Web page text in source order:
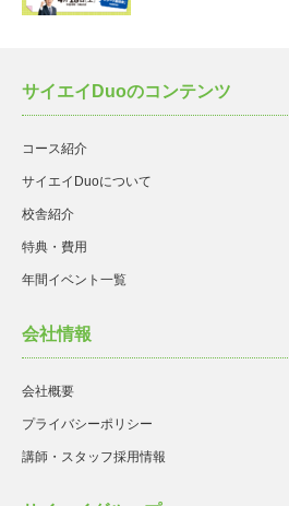
サイエイDuoのコンテンツ
コース紹介
サイエイDuoについて
校舎紹介
特典・費用
年間イベント一覧
会社情報
会社概要
プライバシーポリシー
講師・スタッフ採用情報